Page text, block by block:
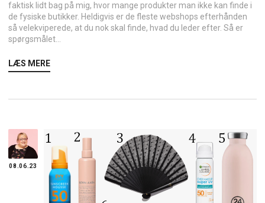
faktisk lidt bag på mig, hvor mange produkter man ikke kan finde i
de fysiske butikker. Heldigvis er de fleste webshops efterhånden
så velekviperede, at du nok skal finde, hvad du leder efter. Så er
spørgsmålet...
LÆS MERE
08.06.23